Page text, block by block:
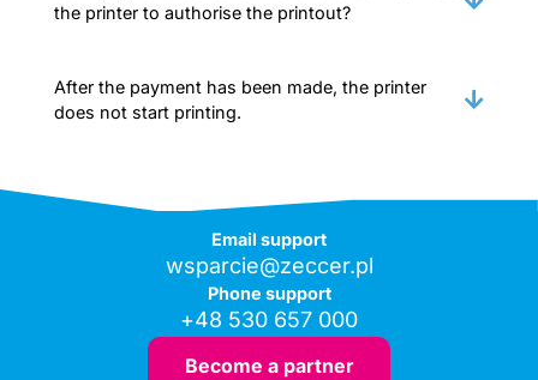
the printer to authorise the printout?
After the payment has been made, the printer
does not start printing.
Email support
wsparcie@zeccer.pl
Phone support
+48 530 657 000
Become a partner